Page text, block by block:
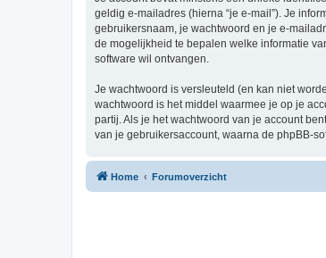
geldig e-mailadres (hierna “je e-mail”). Je
gebruikersnaam, je wachtwoord en je e-
de mogelijkheid te bepalen welke informatie
software wil ontvangen.
Je wachtwoord is versleuteld (en kan niet
wachtwoord is het middel waarmee je op je
partij. Als je het wachtwoord van je account
van je gebruikersaccount, waarna de phpBB-
Home Forumoverzicht